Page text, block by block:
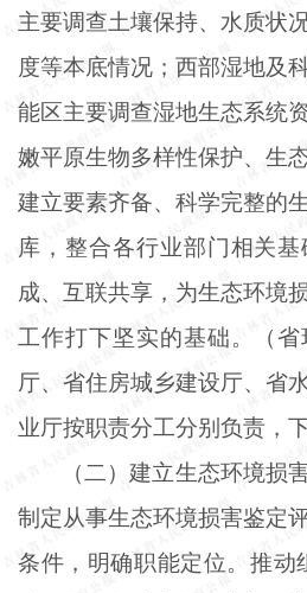
主要调查土壤保持、水质状
度等本底情况；西部湿地及
能区主要调查湿地生态系统
嫩平原生物多样性保护、生
建立要素齐备、科学完整的
库，整合各行业部门相关
成、互联共享，为生态环境
工作打下坚实的基础。（
厅、省住房城乡建设厅、省
业厅按职责分工分别负责，下
（二）建立生态环境损
制定从事生态环境损害鉴定
条件，明确职能定位。推动